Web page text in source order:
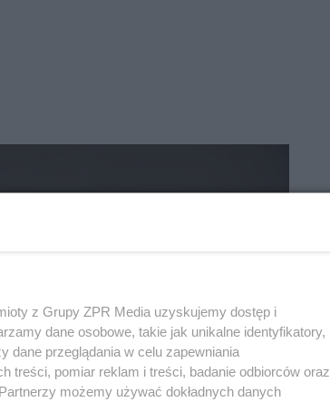
z Grupy ZPR Media uzyskujemy dostęp i
dane osobowe, takie jak unikalne identyfikatory,
dane przeglądania w celu zapewniania
treści, pomiar reklam i treści, badanie odbiorców oraz
możemy używać dokładnych danych